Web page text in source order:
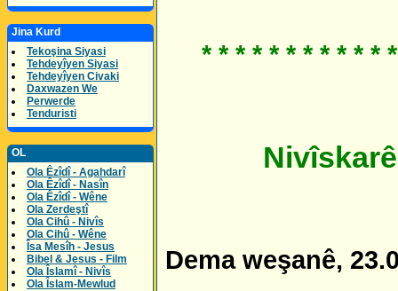
Jina Kurd
Tekoşina Siyasi
Tehdeyîyen Siyasi
Tehdeyîyen Civaki
Daxwazen We
Perwerde
Tenduristi
OL
Ola Êzîdî - Agahdarî
Ola Êzîdî - Nasîn
Ola Êzîdî - Wêne
Ola Zerdeştî
Ola Cihû - Nivîs
Ola Cihû - Wêne
Îsa Mesîh - Jesus
Bibel & Jesus - Film
Ola Îslamî - Nivîs
Ola Îslam-Mewlud
* * * * * * * * * * *
Dema weşanê,